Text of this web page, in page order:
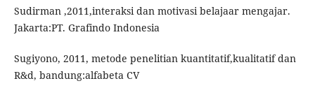
Sudirman ,2011,interaksi dan motivasi belajaar mengajar.
Jakarta:PT. Grafindo Indonesia
Sugiyono, 2011, metode penelitian kuantitatif,kualitatif dan
R&d, bandung:alfabeta CV